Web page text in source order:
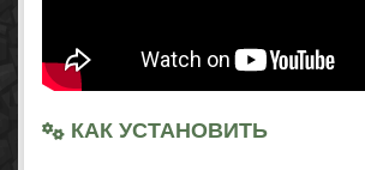
КАК УСТАНОВИТЬ